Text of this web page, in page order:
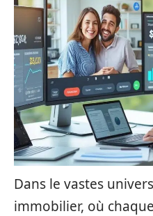
Dans le vastes
immobilier, où